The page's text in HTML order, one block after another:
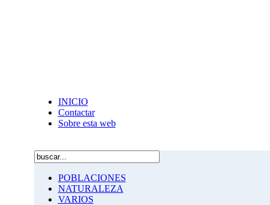
INICIO
Contactar
Sobre esta web
POBLACIONES
NATURALEZA
VARIOS